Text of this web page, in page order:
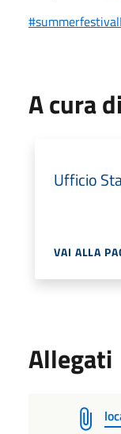
A cura di
Ufficio
VAI ALLA
Allegati